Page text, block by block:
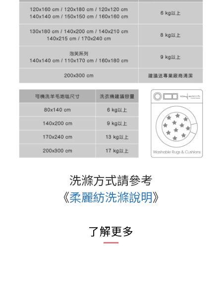
洗滌方式請參考
《柔麗紡洗滌說明》
了解更多